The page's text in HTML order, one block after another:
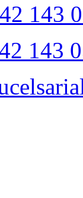
143
143